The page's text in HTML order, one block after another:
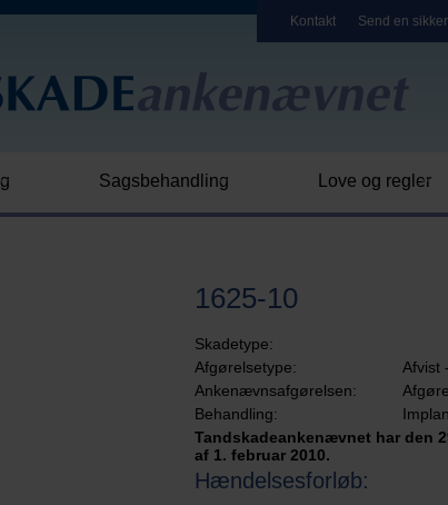
Kontakt Send en sikker
Sagsbehandling Love og regler
1625-10
Skadetype:
Afgørelsetype:
Afvist
Ankenævnsafgørelsen:
Behandling:
Tandskadeankenævnet har den
af 1. februar 2010.
Hændelsesforløb: